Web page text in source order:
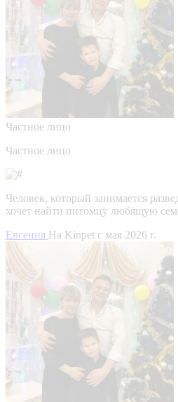
Частное лицо
Частное лицо
Человек, который занимается
хочет найти питомцу любящую
Евгения На Kinpet c мая 2026 г.